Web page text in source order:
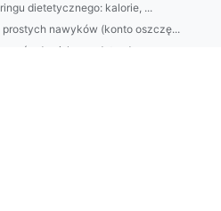
dietetycznego: kalorie, ...
nawyków (konto oszczę...
środowiska: audyty, decy...